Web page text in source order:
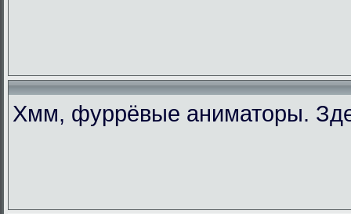
Хмм, фуррёвые аниматоры.